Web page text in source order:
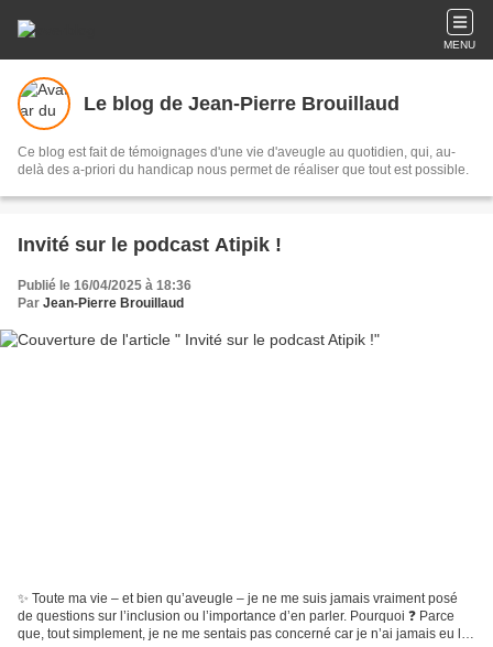
MENU
Le blog de Jean-Pierre Brouillaud
Ce blog est fait de témoignages d'une vie d'aveugle au quotidien, qui, au-
delà des a-priori du handicap nous permet de réaliser que tout est possible.
Invité sur le podcast Atipik !
Publié le 16/04/2025 à 18:36
Par Jean-Pierre Brouillaud
✨ Toute ma vie – et bien qu’aveugle – je ne me suis jamais vraiment posé
de questions sur l’inclusion ou l’importance d’en parler. Pourquoi ❓ Parce
que, tout simplement, je ne me sentais pas concerné car je n’ai jamais eu le